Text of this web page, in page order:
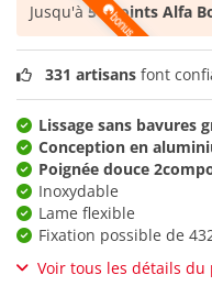
Jusqu'à50 points Alfa
331 artisans font
Lissage sans bavures
Conception en
Poignée douce
Inoxydable
Lame flexible
Fixation possible de
Voir tous les détails